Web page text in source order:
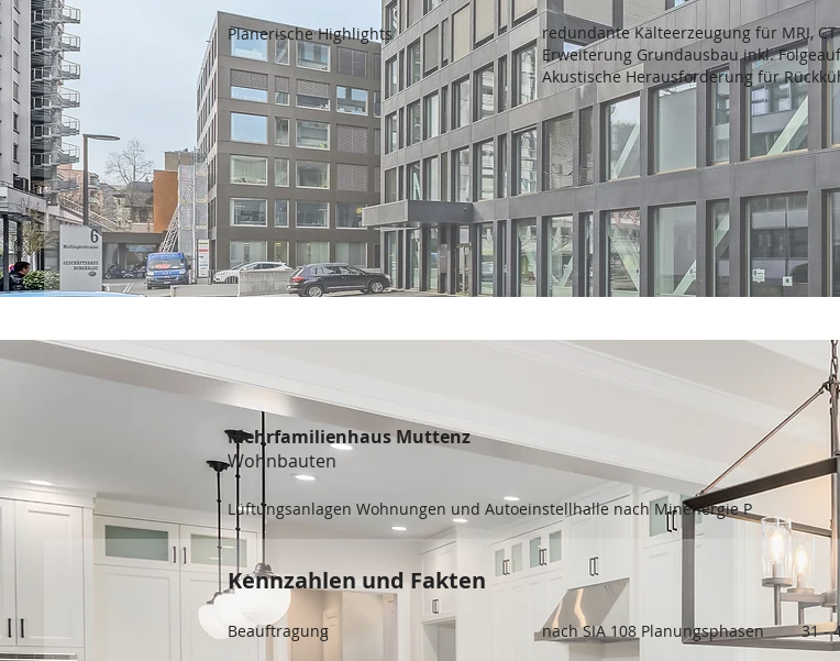
redundante Kälteerzeugung für MRI, CT
Erweiterung Grundausbau inkl.
Akustische Herausforderung für
Planerische Highlights
Mehrfamilienhaus Muttenz
Wohnbauten
Lüftungsanlagen Wohnungen und Autoeinstellhalle nach Minenergie P
nach SIA 108 Planungsphasen
Beauftragung 31 -
Kennzahlen und Fakten